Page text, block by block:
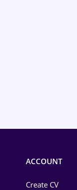
ACCOUNT
Create CV